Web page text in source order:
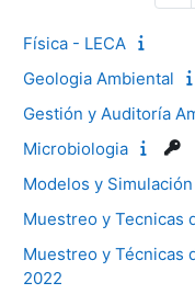
Física - LECA
Geologia Ambiental
Gestión y Auditoría
Microbiologia
Modelos y
Muestreo y Tecnicas
Muestreo y Técnicas
2022